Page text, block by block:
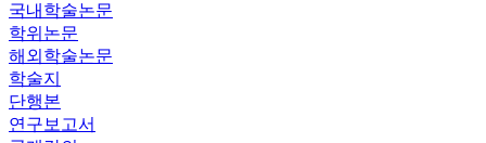
국내학술논문
학위논문
해외학술논문
학술지
단행본
연구보고서